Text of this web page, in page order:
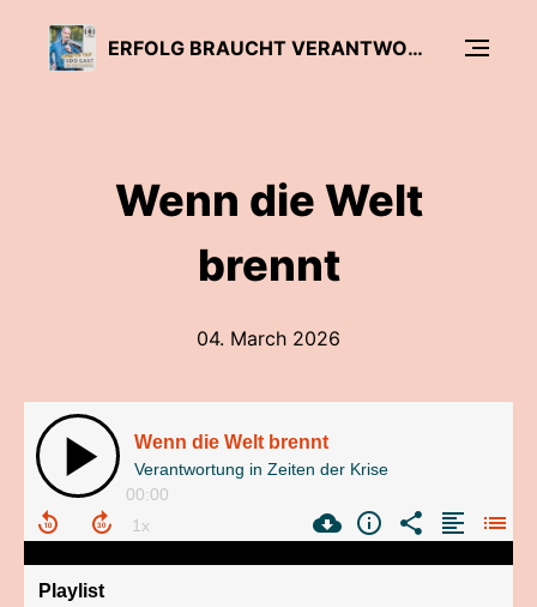
ERFOLG BRAUCHT VERANTWORTUNG
Wenn die Welt
brennt
04. March 2026
Wenn die Welt brennt
Verantwortung in Zeiten der Krise
00:00
Playlist